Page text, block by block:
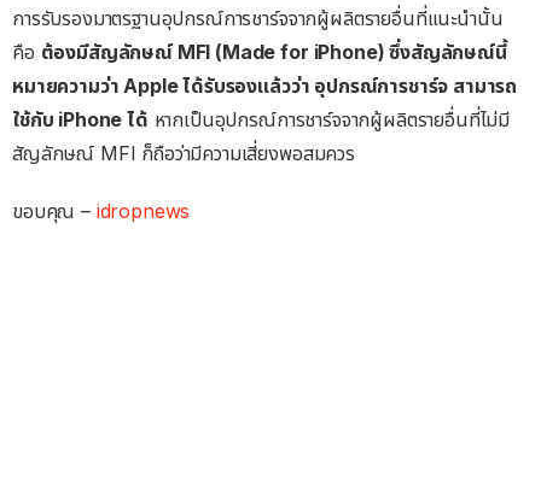
การรับรองมาตรฐานอุปกรณ์การชาร์จจากผู้ผลิตรายอื่นที่แนะนำนั้น
คือ ต้องมีสัญลักษณ์ MFI (Made for iPhone) ซึ่งสัญลักษณ์นี้
หมายความว่า Apple ได้รับรองแล้วว่า อุปกรณ์การชาร์จ สามารถ
ใช้กับ iPhone ได้ หากเป็นอุปกรณ์การชาร์จจากผู้ผลิตรายอื่นที่ไม่มี
สัญลักษณ์ MFI ก็ถือว่ามีความเสี่ยงพอสมควร
ขอบคุณ – idropnews